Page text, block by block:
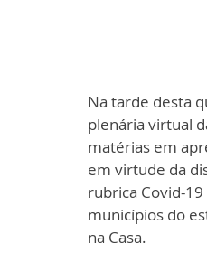
Na tarde desta
plenária virtual
matérias em
em virtude da
rubrica Covid-
municípios do
na Casa.